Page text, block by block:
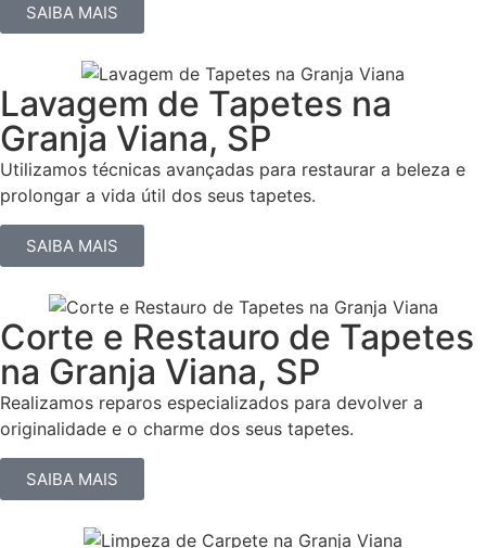
SAIBA MAIS
Lavagem de Tapetes na
Granja Viana, SP
Utilizamos técnicas avançadas para restaurar a beleza e
prolongar a vida útil dos seus tapetes.
SAIBA MAIS
Corte e Restauro de Tapetes
na Granja Viana, SP
Realizamos reparos especializados para devolver a
originalidade e o charme dos seus tapetes.
SAIBA MAIS